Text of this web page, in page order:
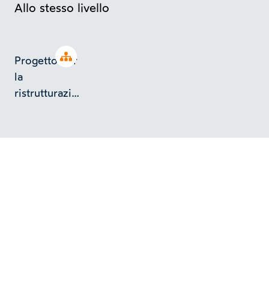
Allo stesso livello
Open tree
Progetto per
la
ristrutturazione
Torinese